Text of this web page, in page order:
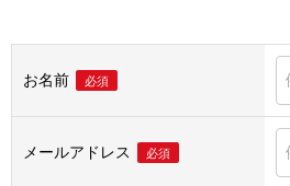
お名前 必須
メールアドレス 必須